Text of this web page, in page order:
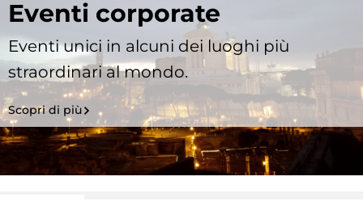
Eventi corporate
Eventi unici in alcuni dei luoghi più
straordinari al mondo.
Scopri di più